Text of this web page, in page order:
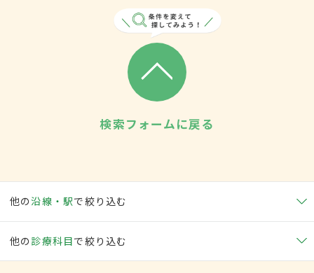
検索フォームに戻る
他の沿線・駅で絞り込む
他の 診療科目で絞り込む